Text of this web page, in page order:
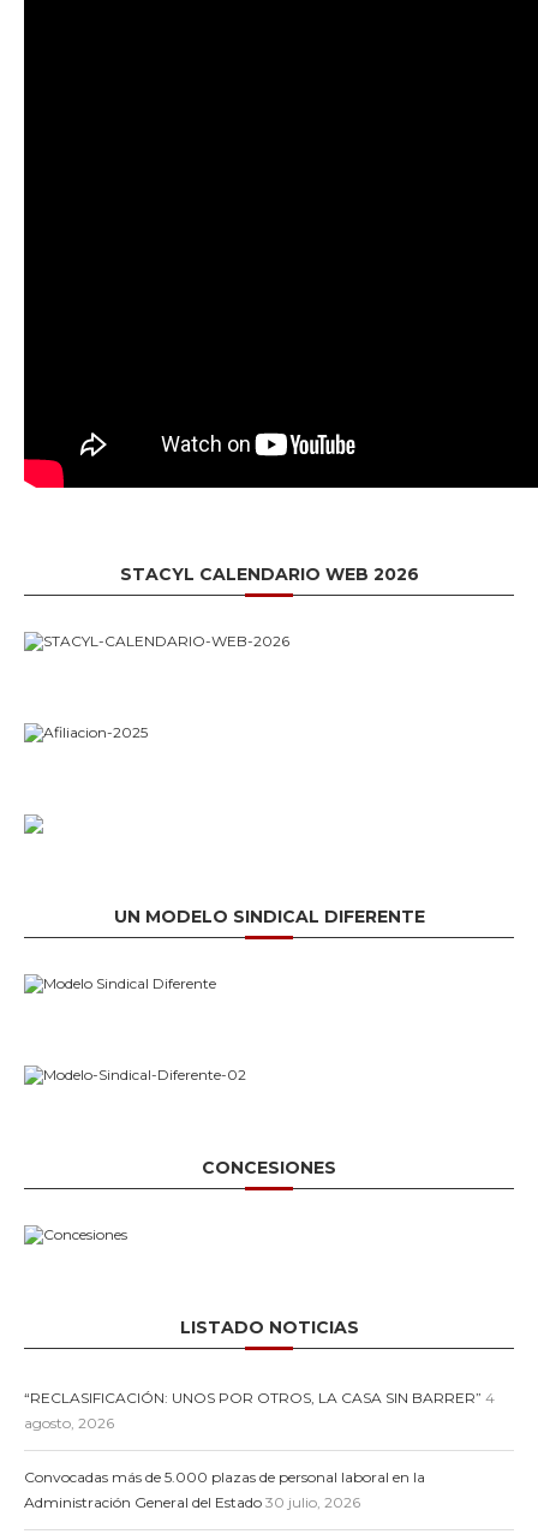
STACYL CALENDARIO WEB 2026
UN MODELO SINDICAL DIFERENTE
CONCESIONES
LISTADO NOTICIAS
“RECLASIFICACIÓN: UNOS POR OTROS, LA CASA SIN BARRER” 4
agosto, 2026
Convocadas más de 5.000 plazas de personal laboral en la
Administración General del Estado 30 julio, 2026